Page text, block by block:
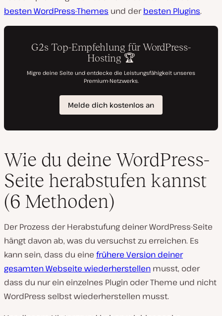
besten WordPress-Themes und derbesten Plugins.
Wie du deine WordPress-
Seite herabstufen kannst
(6 Methoden)
Der Prozess der Herabstufung deiner WordPress-Seite
hängt davon ab, was du versuchst zu erreichen. Es
kann sein, dass du eine frühere Version deiner
gesamten Webseite wiederherstellen musst, oder
dass du nur ein einzelnes Plugin oder Theme und nicht
WordPress selbst wiederherstellen musst.